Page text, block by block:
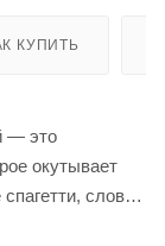
КУПИТЬ
— это
окутывает
словно